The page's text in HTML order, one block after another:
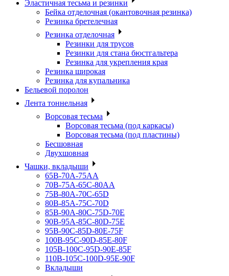
Эластичная тесьма и резинки
Бейка отделочная (окантовочная резинка)
Резинка бретелечная
Резинка отделочная
Резинки для трусов
Резинки для стана бюстгальтера
Резинка для укрепления края
Резинка широкая
Резинка для купальника
Бельевой поролон
Лента тоннельная
Ворсовая тесьма
Ворсовая тесьма (под каркасы)
Ворсовая тесьма (под пластины)
Бесшовная
Двухшовная
Чашки, вкладыши
65B-70A-75АА
70В-75А-65С-80АА
75В-80А-70С-65D
80В-85А-75С-70D
85В-90А-80С-75D-70E
90B-95A-85C-80D-75E
95B-90C-85D-80E-75F
100B-95C-90D-85E-80F
105B-100C-95D-90E-85F
110B-105C-100D-95E-90F
Вкладыши